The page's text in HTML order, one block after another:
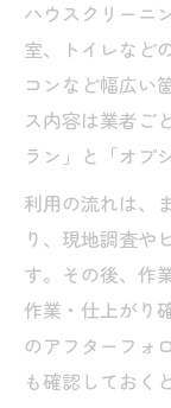
ハウ
き方
ハウスクリーニ
室、トイレなど
コンなど幅広い
ス内容は業者ご
ラン」と「オプ
利用の流れは、
り、現地調査や
す。その後、作
作業・仕上がり
のアフターフォ
も確認しておく